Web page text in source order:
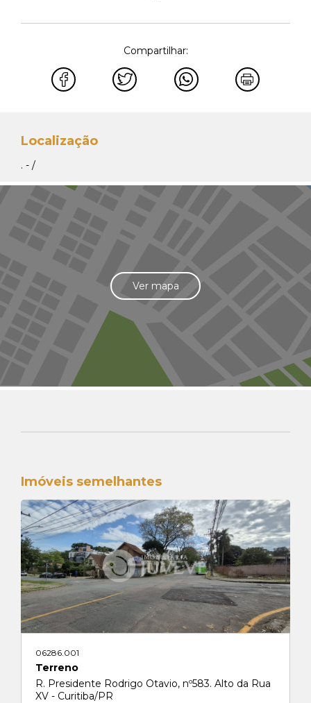
Compartilhar:
Localização
. - /
Ver mapa
Imóveis semelhantes
06286.001
Terreno
R. Presidente Rodrigo Otavio, nº583. Alto da Rua
XV - Curitiba/PR